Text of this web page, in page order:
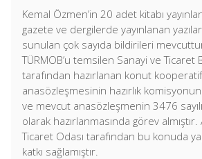
Kemal Özmen’in 20 adet kitabı
gazete ve dergilerde yayınlanan
sunulan çok sayıda bildirileri
TÜRMOB’u temsilen Sanayi ve Ticaret
tarafından hazırlanan konut
anasözleşmesinin hazırlık
ve mevcut anasözleşmenin 3476
olarak hazırlanmasında görev
Ticaret Odası tarafından bu konuda
katkı sağlamıştır.